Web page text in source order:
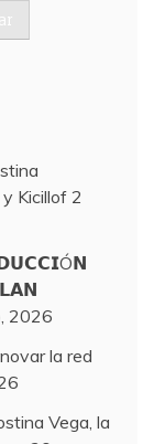
Kicillof 2
2026
la red
Vega, la